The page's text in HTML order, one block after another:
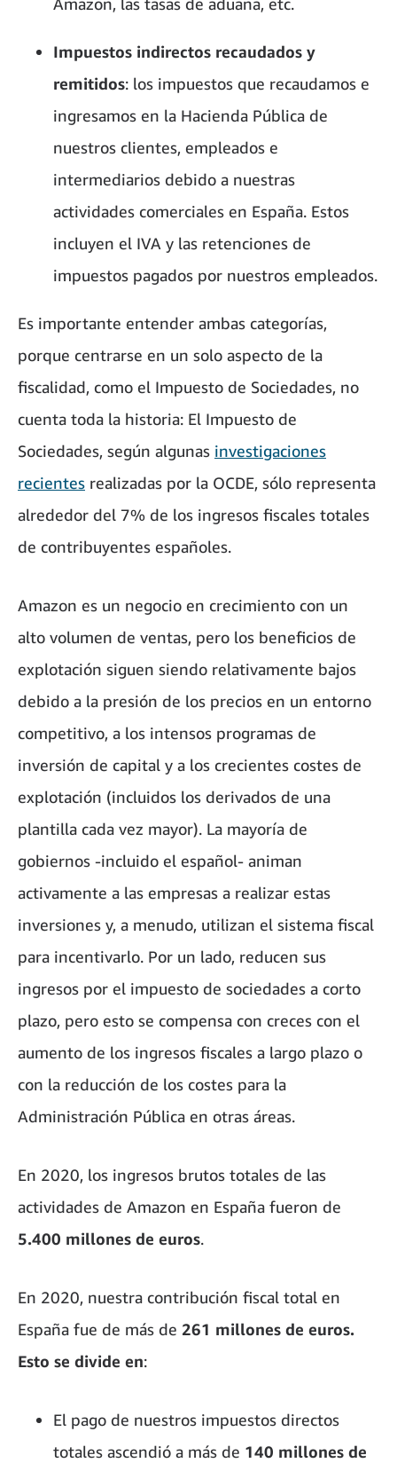
Impuestos indirectos recaudados y
remitidos: los impuestos que recaudamos e
ingresamos en la Hacienda Pública de
nuestros clientes, empleados e
intermediarios debido a nuestras
actividades comerciales en España. Estos
incluyen el IVA y las retenciones de
impuestos pagados por nuestros empleados.
Es importante entender ambas categorías,
porque centrarse en un solo aspecto de la
fiscalidad, como el Impuesto de Sociedades, no
cuenta toda la historia: El Impuesto de
Sociedades, según algunas investigaciones
recientes realizadas por la OCDE, sólo representa
alrededor del 7% de los ingresos fiscales totales
de contribuyentes españoles.
Amazon es un negocio en crecimiento con un
alto volumen de ventas, pero los beneficios de
explotación siguen siendo relativamente bajos
debido a la presión de los precios en un entorno
competitivo, a los intensos programas de
inversión de capital y a los crecientes costes de
explotación (incluidos los derivados de una
plantilla cada vez mayor). La mayoría de
gobiernos -incluido el español- animan
activamente a las empresas a realizar estas
inversiones y, a menudo, utilizan el sistema fiscal
para incentivarlo. Por un lado, reducen sus
ingresos por el impuesto de sociedades a corto
plazo, pero esto se compensa con creces con el
aumento de los ingresos fiscales a largo plazo o
con la reducción de los costes para la
Administración Pública en otras áreas.
En 2020, los ingresos brutos totales de las
actividades de Amazon en España fueron de
5.400 millones de euros.
En 2020, nuestra contribución fiscal total en
España fue de más de 261 millones de euros.
Esto se divide en:
El pago de nuestros impuestos directos
totales ascendió a más de 140 millones de